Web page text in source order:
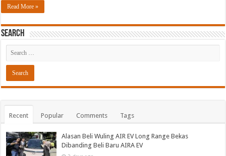
Read More »
Search
Recent Popular Comments Tags
Alasan Beli Wuling AIR EV Long Range Bekas
Dibanding Beli Baru AIRA EV